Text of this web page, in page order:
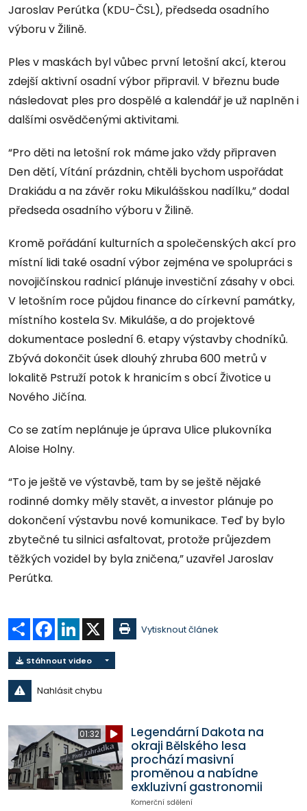
Jaroslav Perútka (KDU-ČSL), předseda osadního
výboru v Žilině.
Ples v maskách byl vůbec první letošní akcí, kterou
zdejší aktivní osadní výbor připravil. V březnu bude
následovat ples pro dospělé a kalendář je už naplněn i
dalšími osvědčenými aktivitami.
“Pro děti na letošní rok máme jako vždy připraven
Den dětí, Vítání prázdnin, chtěli bychom uspořádat
Drakiádu a na závěr roku Mikulášskou nadílku,” dodal
předseda osadního výboru v Žilině.
Kromě pořádání kulturních a společenských akcí pro
místní lidi také osadní výbor zejména ve spolupráci s
novojičínskou radnicí plánuje investiční zásahy v obci.
V letošním roce půjdou finance do církevní památky,
místního kostela Sv. Mikuláše, a do projektové
dokumentace poslední 6. etapy výstavby chodníků.
Zbývá dokončit úsek dlouhý zhruba 600 metrů v
lokalitě Pstruží potok k hranicím s obcí Životice u
Nového Jičína.
Co se zatím neplánuje je úprava Ulice plukovníka
Aloise Holny.
“To je ještě ve výstavbě, tam by se ještě nějaké
rodinné domky měly stavět, a investor plánuje po
dokončení výstavbu nové komunikace. Teď by bylo
zbytečné tu silnici asfaltovat, protože průjezdem
těžkých vozidel by byla zničena,” uzavřel Jaroslav
Perútka.
Sdílet Facebook
LinkedIn Vytisknout článek
Stáhnout video
Nahlásit chybu
01:32
Legendární Dakota na
okraji Bělského lesa
prochází masivní
proměnou a nabídne
exkluzivní gastronomii
Komerční sdělení